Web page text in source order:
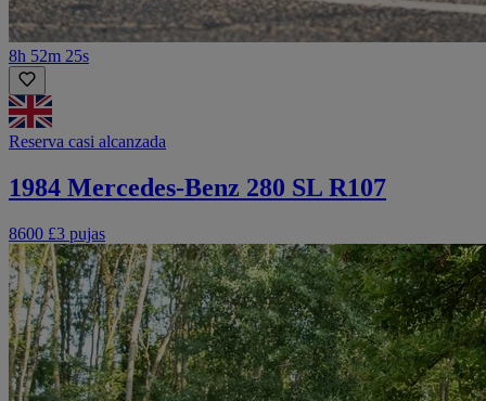
8h 52m 25s
Reserva casi alcanzada
1984 Mercedes-Benz 280 SL R107
8600 £3 pujas